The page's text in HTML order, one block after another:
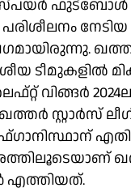
ഫുട്ബോൾ
ടീമുകളിൽ
വിങ്ങർ
സ്റ്റാർസ്
എത്തിയത്.